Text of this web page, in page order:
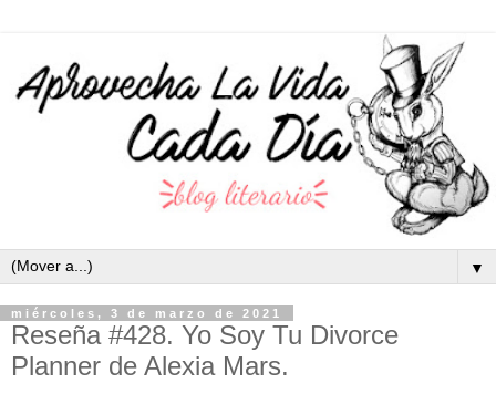
▼
miércoles, 3 de marzo de 2021
Reseña #428. Yo Soy Tu Divorce
Planner de Alexia Mars.